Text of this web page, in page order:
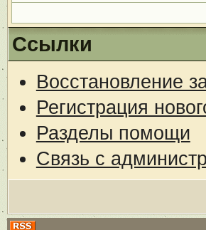
Ссылки
Восстановление
Регистрация
Разделы помощи
Связь с